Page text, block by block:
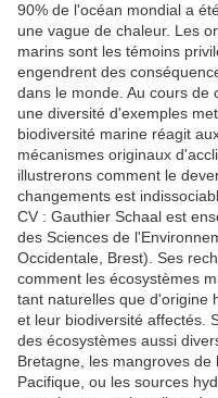
90% de l'océan mondial a
une vague de chaleur. Les
marins sont les témoins
engendrent des
dans le monde. Au cours de
une diversité d'exemples
biodiversité marine réagit
mécanismes originaux
illustrerons comment le
changements est
CV : Gauthier Schaal est
des Sciences de
Occidentale, Brest). Ses
comment les écosystèmes
tant naturelles que d'origine
et leur biodiversité affectés.
des écosystèmes aussi
Bretagne, les mangroves
Pacifique, ou les sources